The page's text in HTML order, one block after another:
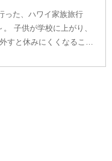
った、ハワイ家族旅行
子供が学校に上がり、
すと休みにくくなるこ
さかまさかの、ピークシ